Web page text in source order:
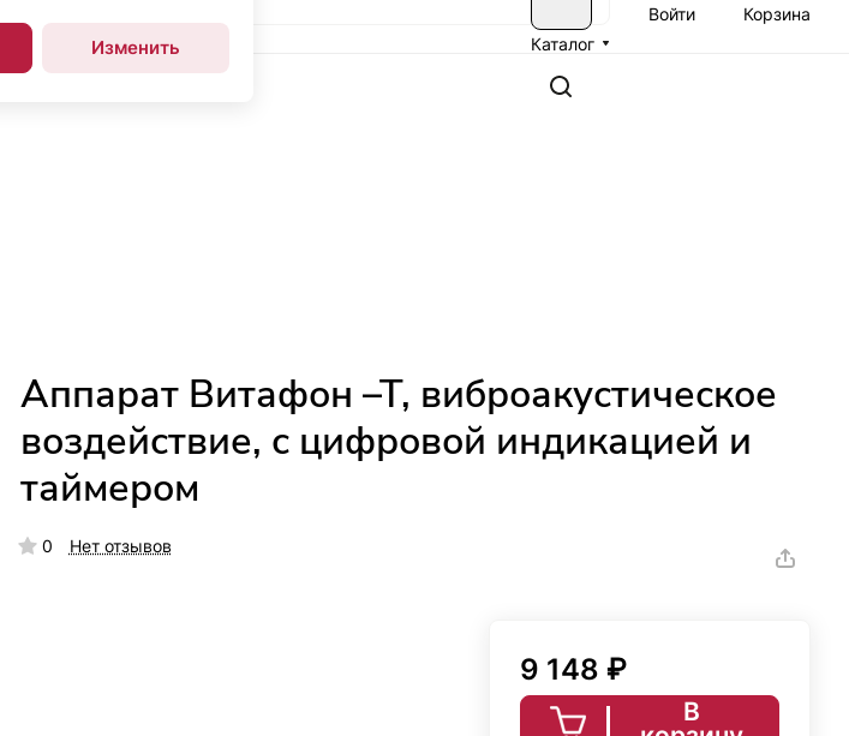
Изменить Каталог
Войти Корзина
Аппарат Витафон –Т, виброакустическое
воздействие, с цифровой индикацией и
таймером
0 Нет отзывов
9 148 ₽
В